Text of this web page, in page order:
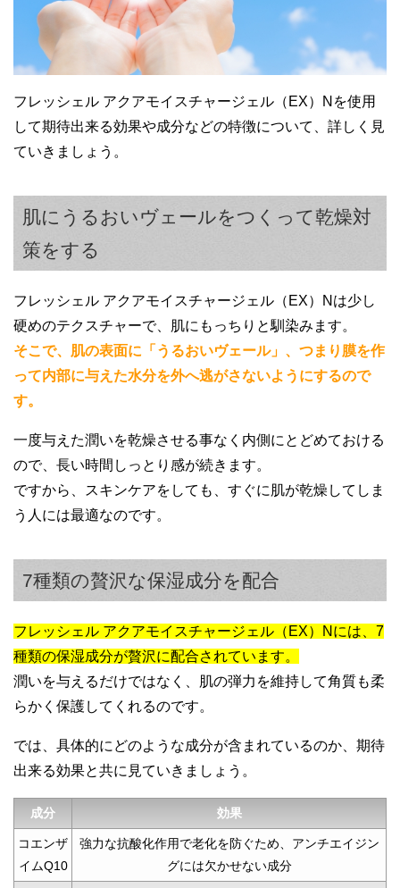
と思います。
50代女性
年齢も重ねて肌がカサカサしていました
が、このオールインワンでみずみずしさを
保っています。
今では夫も気に入ったようで、夫婦で愛用
中です。
20代女性
はまかないきれないだろうと思っていまし
た。
でもさすが濃厚保湿と書かれているだけあ
り、すごくしっとりして満足感があります
ね。
す。
夜のケアに使う分には気にならないので、
使用感は気に入っているため良く使ってい
ます。
これだけだとやはり肌のカサつきが気にな
って、乾燥肌対策としては心もとないで
す。
フレッシェル アクアモイスチャージェル（EX）Nを使用
して期待出来る効果や成分などの特徴について、詳しく見
ていきましょう。
肌にうるおいヴェールをつくって乾燥対
策をする
フレッシェル アクアモイスチャージェル（EX）Nは少し
硬めのテクスチャーで、肌にもっちりと馴染みます。
そこで、肌の表面に「うるおいヴェール」、つまり膜を作
って内部に与えた水分を外へ逃がさないようにするので
す。
一度与えた潤いを乾燥させる事なく内側にとどめておける
ので、長い時間しっとり感が続きます。
ですから、スキンケアをしても、すぐに肌が乾燥してしま
う人には最適なのです。
7種類の贅沢な保湿成分を配合
フレッシェル アクアモイスチャージェル（EX）Nには、7
種類の保湿成分が贅沢に配合されています。
潤いを与えるだけではなく、肌の弾力を維持して角質も柔
らかく保護してくれるのです。
では、具体的にどのような成分が含まれているのか、期待
出来る効果と共に見ていきましょう。
成分 効果
コエンザ
イムQ10
強力な抗酸化作用で老化を防ぐため、アンチエイジン
グには欠かせない成分